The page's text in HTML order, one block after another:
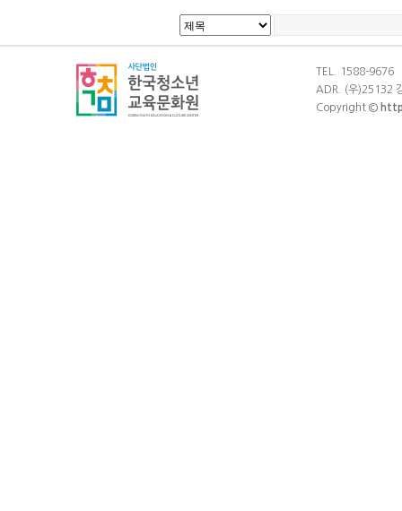
TEL. 1588-
ADR. (우)25132
Copyright ©